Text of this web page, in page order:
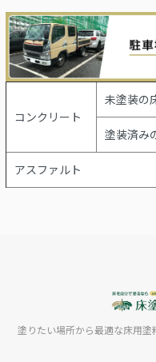
コンクリート
未塗装の
塗装済み
アスファルト
塗りたい場所から最適な床用